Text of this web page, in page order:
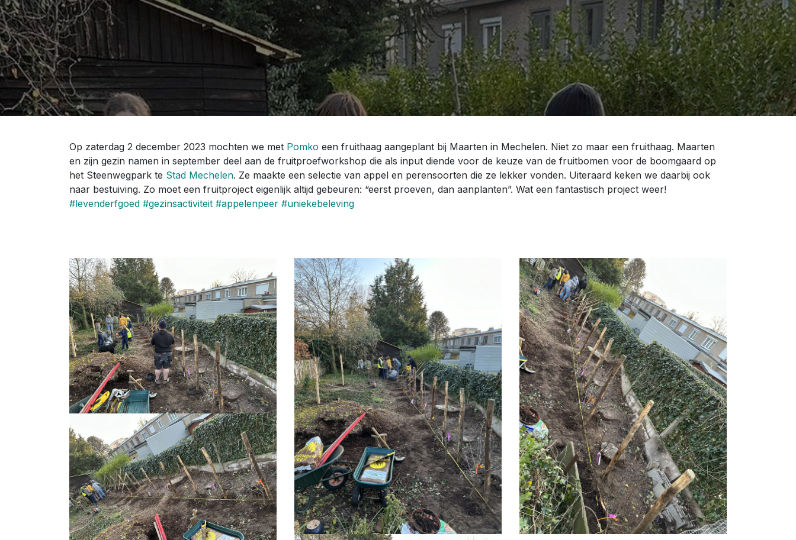
Op zaterdag 2 december 2023 mochten we met Pomko een fruithaag aangeplant bij Maarten in Mechelen. Niet zo maar een fruithaag. Maarten
en zijn gezin namen in september deel aan de fruitproefworkshop die als input diende voor de keuze van de fruitbomen voor de boomgaard op
het Steenwegpark te Stad Mechelen. Ze maakte een selectie van appel en perensoorten die ze lekker vonden. Uiteraard keken we daarbij ook
naar bestuiving. Zo moet een fruitproject eigenlijk altijd gebeuren: “eerst proeven, dan aanplanten”. Wat een fantastisch project weer!
#levenderfgoed #gezinsactiviteit #appelenpeer #uniekebeleving